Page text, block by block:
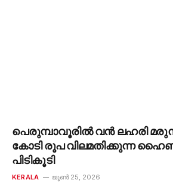
പെരുമ്പാവൂരിൽ വൻ ലഹരി മരുന്ന്
കോടി രൂപ വിലമതിക്കുന്ന
പിടികൂടി
KERALA ജൂൺ 25, 2026